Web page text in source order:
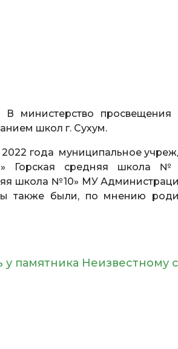
В министерство
школ г. Сухум.
2022 года муниципальное
Горская средняя
школа №10» МУ
также были, по мнению
памятника Неизвестному